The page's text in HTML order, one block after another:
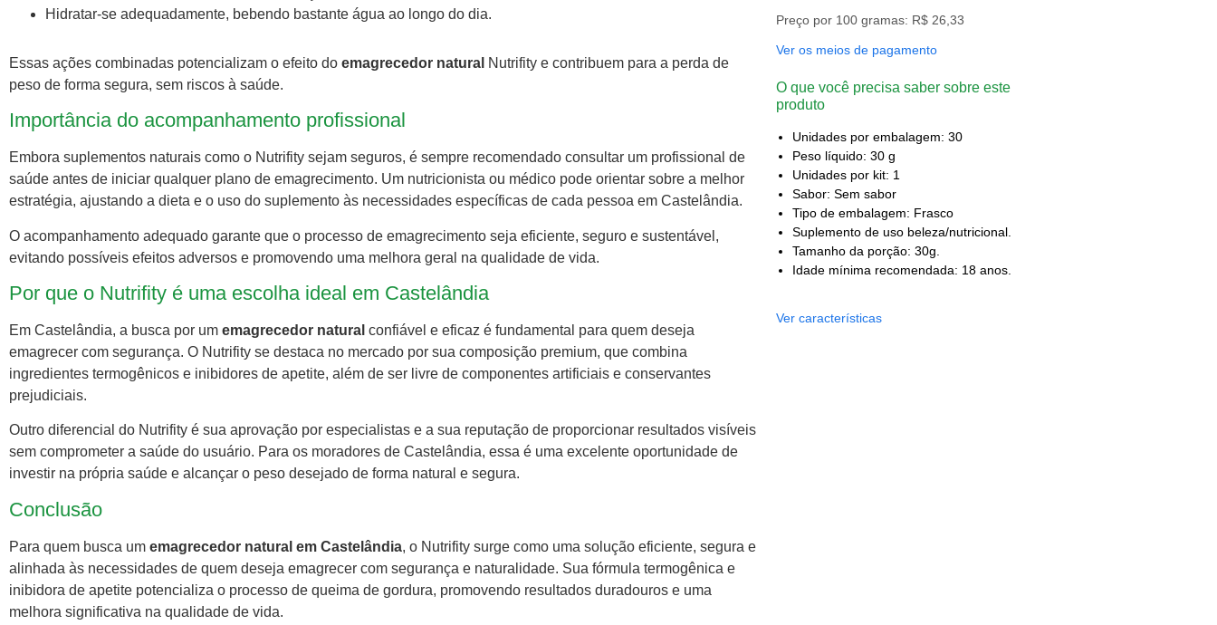
Hidratar-se adequadamente, bebendo bastante água ao longo do dia.
Essas ações combinadas potencializam o efeito do emagrecedor natural Nutrifity e contribuem para a perda de
peso de forma segura, sem riscos à saúde.
Importância do acompanhamento profissional
Embora suplementos naturais como o Nutrifity sejam seguros, é sempre recomendado consultar um profissional de
saúde antes de iniciar qualquer plano de emagrecimento. Um nutricionista ou médico pode orientar sobre a melhor
estratégia, ajustando a dieta e o uso do suplemento às necessidades específicas de cada pessoa em Castelândia.
O acompanhamento adequado garante que o processo de emagrecimento seja eficiente, seguro e sustentável,
evitando possíveis efeitos adversos e promovendo uma melhora geral na qualidade de vida.
Por que o Nutrifity é uma escolha ideal em Castelândia
Em Castelândia, a busca por um emagrecedor natural confiável e eficaz é fundamental para quem deseja
emagrecer com segurança. O Nutrifity se destaca no mercado por sua composição premium, que combina
ingredientes termogênicos e inibidores de apetite, além de ser livre de componentes artificiais e conservantes
prejudiciais.
Outro diferencial do Nutrifity é sua aprovação por especialistas e a sua reputação de proporcionar resultados visíveis
sem comprometer a saúde do usuário. Para os moradores de Castelândia, essa é uma excelente oportunidade de
investir na própria saúde e alcançar o peso desejado de forma natural e segura.
Conclusão
Para quem busca um emagrecedor natural em Castelândia, o Nutrifity surge como uma solução eficiente, segura e
alinhada às necessidades de quem deseja emagrecer com segurança e naturalidade. Sua fórmula termogênica e
inibidora de apetite potencializa o processo de queima de gordura, promovendo resultados duradouros e uma
melhora significativa na qualidade de vida.
Preço por 100 gramas: R$ 26,33
Ver os meios de pagamento
O que você precisa saber sobre este
produto
Unidades por embalagem: 30
Peso líquido: 30 g
Unidades por kit: 1
Sabor: Sem sabor
Tipo de embalagem: Frasco
Suplemento de uso beleza/nutricional.
Tamanho da porção: 30g.
Idade mínima recomendada: 18 anos.
Ver características